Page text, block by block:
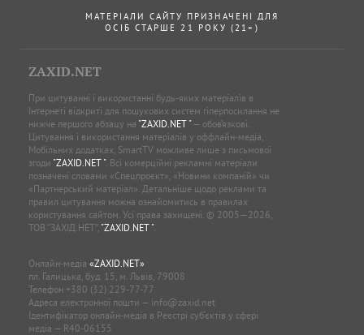
МАТЕРІАЛИ САЙТУ ПРИЗНАЧЕНІ ДЛЯ
ОСІБ СТАРШЕ 21 РОКУ (21+)
ZAXID.NET
При цитуванні і використанні будь-яких матеріалів в
Інтернеті відкриті для пошукових систем гіперпосилання не
нижче першого абзацу на "ZAXID.NET "— обов’язкові.
Цитування і використання матеріалів у оффлайн-медіа,
Мобільних додатках, SmartTV можливе лише з письмової
згоди "ZAXID.NET ". Всі комерційні рекламні матеріали
позначені словами «Спецпроєкт», «Новини компаній» чи
«Партнерський матеріал». Детальніше щодо реклами та
правил цитування можна ознайомитись в правилах
користування сайтом. Усі права захищені. © 2005—2026,
ТОВ “ЗАХІД.НЕТ”, "ZAXID.NET ".
Онлайн-медіа «ZAXID.NET»
пл. Галицька, буд. 15, м. Львів, 79008
Телефон +380 (32) 229-77-77
Адреса електронної пошти — info@zaxid.net
Ідентифікатор онлайн-медіа в Реєстрі суб'єктів у сфері
медіа — R40-06155